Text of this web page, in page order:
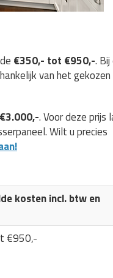
€350,- tot €950,-.
van het gekozen
. Voor deze prijs
Wilt u precies
kosten incl. btw en
€950,-